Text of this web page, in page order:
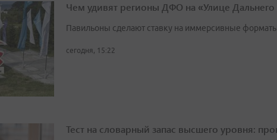
Чем удивят регионы ДФО на «Улице Дальнего
Павильоны сделают ставку на иммерсивные
сегодня, 15:22
Тест на словарный запас высшего уровня: